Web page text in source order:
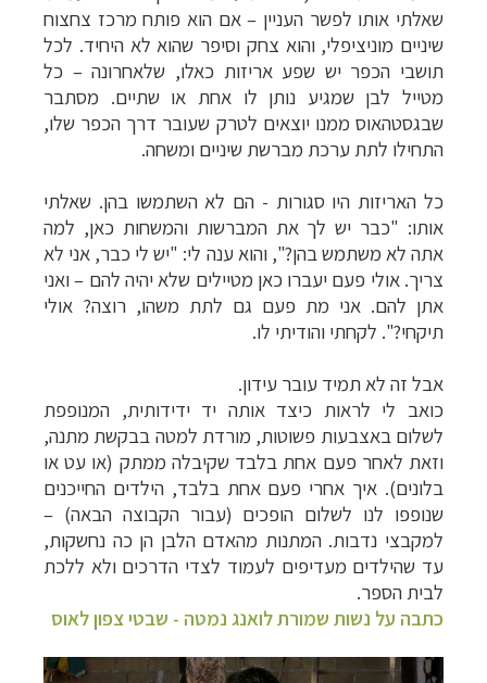
שאלתי אותו לפשר העניין – אם הוא פותח מרכז צחצוח
שיניים מוניציפלי, והוא צחק וסיפר שהוא לא היחיד. לכל
תושבי הכפר יש שפע אריזות כאלו, שלאחרונה – כל
מטייל לבן שמגיע נותן לו אחת או שתיים. מסתבר
שבגסטהאוס ממנו יוצאים לטרק שעובר דרך הכפר שלו,
התחילו לתת ערכת מברשת שיניים ומשחה.
כל האריזות היו סגורות - הם לא השתמשו בהן. שאלתי
אותו: "כבר יש לך את המברשות והמשחות כאן, למה
אתה לא משתמש בהן?", והוא ענה לי: "יש לי כבר, אני לא
צריך. אולי פעם יעברו כאן מטיילים שלא יהיה להם – ואני
אתן להם. אני מת פעם גם לתת משהו, רוצה? אולי
תיקחי?". לקחתי והודיתי לו.
אבל זה לא תמיד עובר עידון.
כואב לי לראות כיצד אותה יד ידידותית, המנופפת
לשלום באצבעות פשוטות, מורדת למטה בבקשת מתנה,
וזאת לאחר פעם אחת בלבד שקיבלה ממתק (או עט או
בלונים). איך אחרי פעם אחת בלבד, הילדים החייכנים
שנופפו לנו לשלום הופכים (עבור הקבוצה הבאה) –
למקבצי נדבות. המתנות מהאדם הלבן הן כה נחשקות,
עד שהילדים מעדיפים לעמוד לצדי הדרכים ולא ללכת
לבית הספר.
כתבה על נשות שמורת לואנג נמטה - שבטי צפון לאוס